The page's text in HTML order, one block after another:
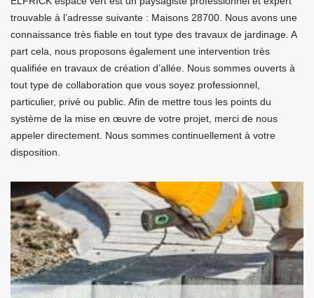
trouvable à l’adresse suivante : Maisons 28700. Nous avons une
connaissance très fiable en tout type des travaux de jardinage. A
part cela, nous proposons également une intervention très
qualifiée en travaux de création d’allée. Nous sommes ouverts à
tout type de collaboration que vous soyez professionnel,
particulier, privé ou public. Afin de mettre tous les points du
système de la mise en œuvre de votre projet, merci de nous
appeler directement. Nous sommes continuellement à votre
disposition.